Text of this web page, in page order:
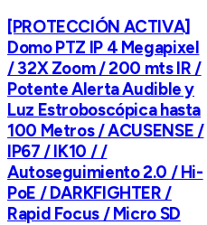
[PROTECCIÓN ACTIVA]
Domo PTZ IP 4 Megapixel
/ 32X Zoom / 200 mts IR /
Potente Alerta Audible y
Luz Estroboscópica hasta
100 Metros / ACUSENSE /
IP67 / IK10 / /
Autoseguimiento 2.0 / Hi-
PoE / DARKFIGHTER /
Rapid Focus / Micro SD